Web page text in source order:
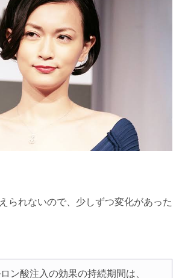
られないので、少しずつ変化があった
ン酸注入の効果の持続期間は、